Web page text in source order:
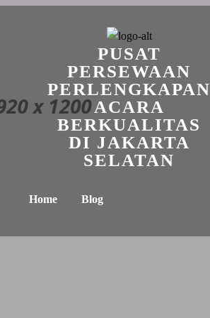
PUSAT
PERSEWAAN
PERLENGKAPAN
ACARA
BERKUALITAS
DI JAKARTA
SELATAN
Home Blog